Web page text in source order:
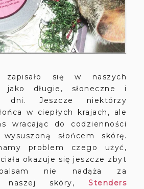
się w naszych
jako długie, słoneczne i
dni. Jeszcze niektórzy
w ciepłych krajach, ale
wracając do codzienności
słońcem skórę.
problem czego użyć,
okazuje się jeszcze zbyt
nie nadąża za
naszej skóry,Stenders